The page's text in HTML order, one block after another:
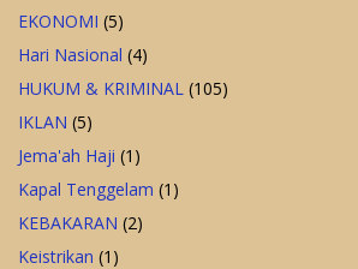
EKONOMI (5)
Hari Nasional (4)
HUKUM & KRIMINAL (105)
IKLAN (5)
Jema'ah Haji (1)
Kapal Tenggelam (1)
KEBAKARAN (2)
Keistrikan (1)